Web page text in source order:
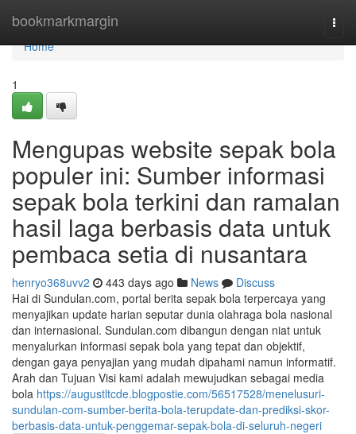
bookmarkmargin
Home
Home
1
Mengupas website sepak bola
populer ini: Sumber informasi
sepak bola terkini dan ramalan
hasil laga berbasis data untuk
pembaca setia di nusantara
henryo368uvv2 443 days ago News
Discuss
Hai di Sundulan.com, portal berita sepak bola terpercaya yang
menyajikan update harian seputar dunia olahraga bola nasional
dan internasional. Sundulan.com dibangun dengan niat untuk
menyalurkan informasi sepak bola yang tepat dan objektif,
dengan gaya penyajian yang mudah dipahami namun informatif.
Arah dan Tujuan Visi kami adalah mewujudkan sebagai media
bola https://augustltcde.blogpostie.com/56517528/menelusuri-
sundulan-com-sumber-berita-bola-terupdate-dan-prediksi-skor-
berbasis-data-untuk-penggemar-sepak-bola-di-seluruh-negeri